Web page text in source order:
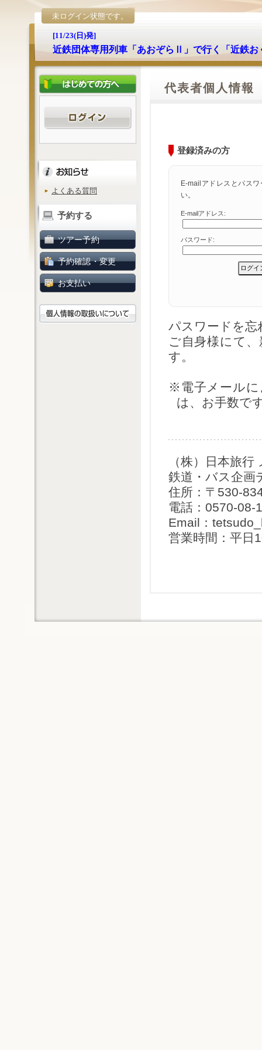
未ログイン状態です。
[11/23(日)発]
近鉄団体専用列車「あおぞらⅡ」で行く「近鉄
よくある質問
予約する
ツアー予約
予約確認・変更
お支払い
代表者個人情報
登録済みの方
E-mailアドレスとパス
い。
E-mailアドレス:
パスワード:
パスワードを
ご自身様にて
す。
※電子メールに
は、お手数で
（株）日本旅
鉄道・バス企画
住所：〒530-
電話：0570-
Email：
営業時間：平日